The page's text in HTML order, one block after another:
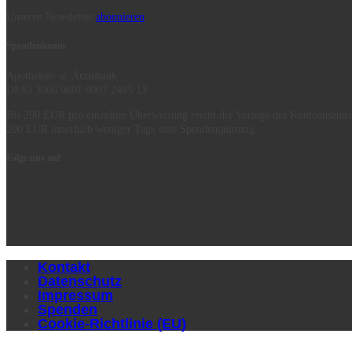
abonnieren
Kontakt
Datenschutz
Impressum
Spenden
Cookie-Richtlinie (EU)